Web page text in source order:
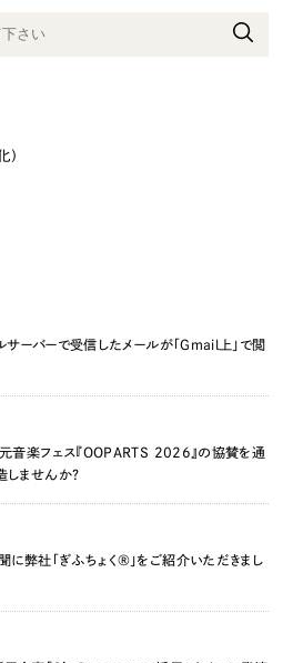
）
サーバーで受信したメールが「Gmail上」で閲
元音楽フェス『OOPARTS 2026』の協賛を通
しませんか？
に弊社「ぎふちょく®」をご紹介いただきまし